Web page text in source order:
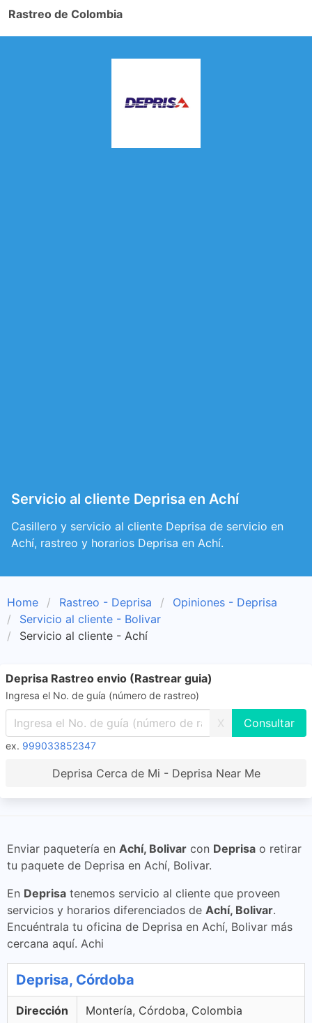
Rastreo de Colombia
Servicio al cliente Deprisa en Achí
Casillero y servicio al cliente Deprisa de servicio en
Achí, rastreo y horarios Deprisa en Achí.
Home Rastreo - Deprisa
Opiniones - Deprisa
Servicio al cliente - Bolivar
Servicio al cliente - Achí
Deprisa Rastreo envio (Rastrear guia)
Ingresa el No. de guía (número de rastreo)
X
ex. 999033852347
Deprisa Cerca de Mi - Deprisa Near Me
Enviar paquetería en Achí, Bolivar con Deprisa o retirar
tu paquete de Deprisa en Achí, Bolivar.
En Deprisa tenemos servicio al cliente que proveen
servicios y horarios diferenciados de Achí, Bolivar.
Encuéntrala tu oficina de Deprisa en Achí, Bolivar más
cercana aquí. Achi
Deprisa, Córdoba
Dirección Montería, Córdoba, Colombia